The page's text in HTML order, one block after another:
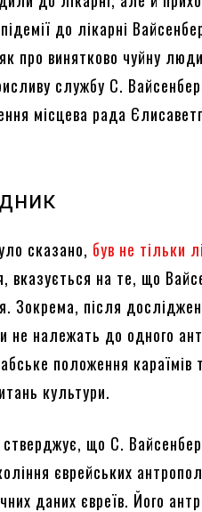
до лікарні
про винятково чуйну
службу С.
місцева рада
сказано, був не тільки
вказується на те, що
Зокрема, після
не належать до одного
положення
культури.
що С.
єврейських
даних євреїв. Його